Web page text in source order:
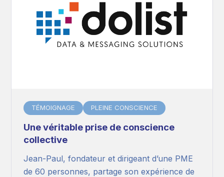
TÉMOIGNAGE PLEINE CONSCIENCE
Une véritable prise de conscience
collective
Jean-Paul, fondateur et dirigeant d’une PME
de 60 personnes, partage son expérience de